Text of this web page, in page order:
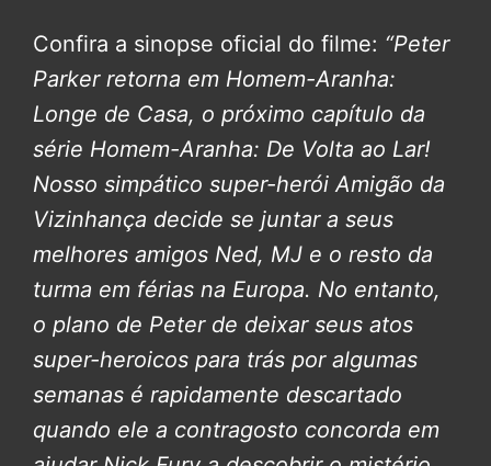
Confira a sinopse oficial do filme: “Peter
Parker retorna em Homem-Aranha:
Longe de Casa, o próximo capítulo da
série Homem-Aranha: De Volta ao Lar!
Nosso simpático super-herói Amigão da
Vizinhança decide se juntar a seus
melhores amigos Ned, MJ e o resto da
turma em férias na Europa. No entanto,
o plano de Peter de deixar seus atos
super-heroicos para trás por algumas
semanas é rapidamente descartado
quando ele a contragosto concorda em